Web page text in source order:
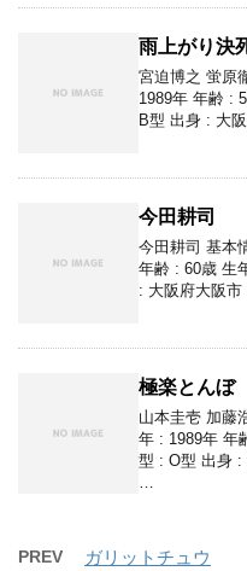
雨上がり決
宮迫博之 蛍原
1989年 年齢 :
B型 出身 : 大
今田耕司
今田耕司 基本
年齢 : 60歳 生
: 大阪府大阪
極楽とんぼ
山本圭壱 加藤
年 : 1989年 年
型 : O型 出身 :
PREV ガリットチュウ